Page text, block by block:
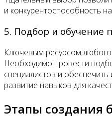
и конкурентоспособность
5. Подбор и обучение
Ключевым ресурсом любого
Необходимо провести
специалистов и
развитие навыков для
Этапы создания